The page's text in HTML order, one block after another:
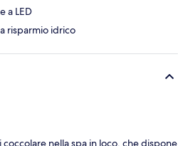
a LED
risparmio idrico
nella spa in loco, che dispone